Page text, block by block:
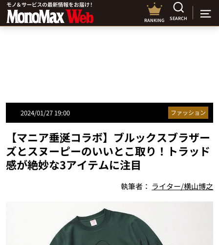
RANKING SEARCH
2024/01/27 19:00 ファッション
【マニア垂涎コラボ】ブルックスブラザー
ズとスヌーピーのいいとこ取り！トラッド
感が絶妙な3アイテムに注目
執筆者： ライター/横山博之